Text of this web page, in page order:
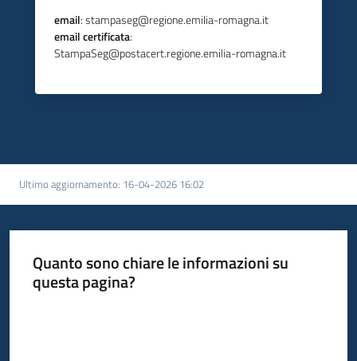
email: stampaseg@regione.emilia-romagna.it
email certificata:
StampaSeg@postacert.regione.emilia-romagna.it
Ultimo aggiornamento: 16-04-2026 16:02
Quanto sono chiare le informazioni su
questa pagina?